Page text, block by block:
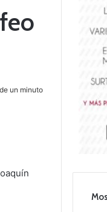
un minuto